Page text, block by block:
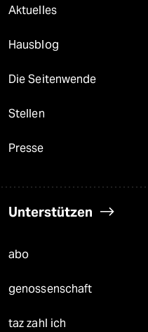
Aktuelles
Hausblog
Die Seitenwende
Stellen
Presse
Unterstützen
abo
genossenschaft
taz zahl ich